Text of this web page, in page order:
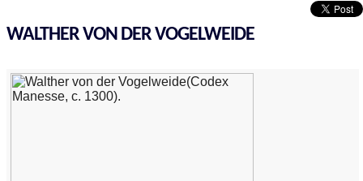
WALTHER VON DER VOGELWEIDE